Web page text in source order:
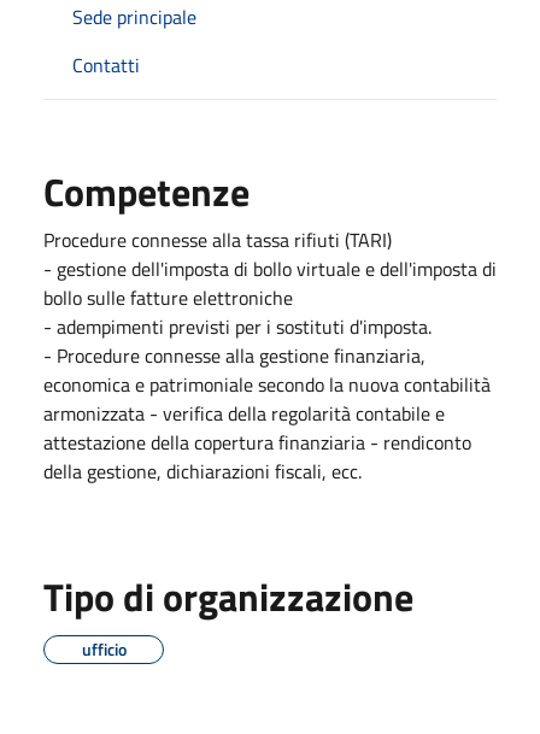
Sede principale
Contatti
Competenze
Procedure connesse alla tassa rifiuti (TARI)
- gestione dell'imposta di bollo virtuale e dell'imposta di
bollo sulle fatture elettroniche
- adempimenti previsti per i sostituti d'imposta.
- Procedure connesse alla gestione finanziaria,
economica e patrimoniale secondo la nuova contabilità
armonizzata - verifica della regolarità contabile e
attestazione della copertura finanziaria - rendiconto
della gestione, dichiarazioni fiscali, ecc.
Tipo di organizzazione
ufficio